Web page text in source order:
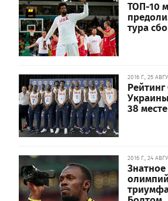
ТОП-10
тура
2016 Г., 25
38 месте
2016 Г., 24